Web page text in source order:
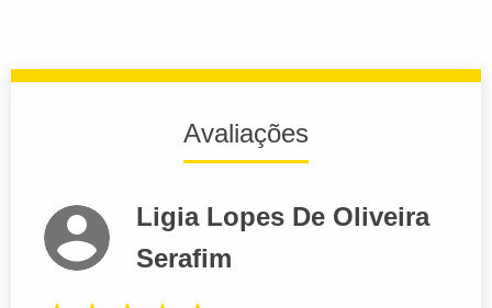
Avaliações
Ligia Lopes De Oliveira
Serafim